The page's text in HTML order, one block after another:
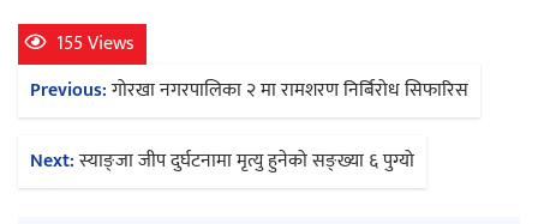
सम्पन्न
155 Views
Post
navigation
Previous:गोरखा नगरपालिका २ मा रामशरण निर्बिरोध सिफारिस
Next:स्याङ्जा जीप दुर्घटनामा मृत्यु हुनेको सङ्ख्या ६ पुग्यो